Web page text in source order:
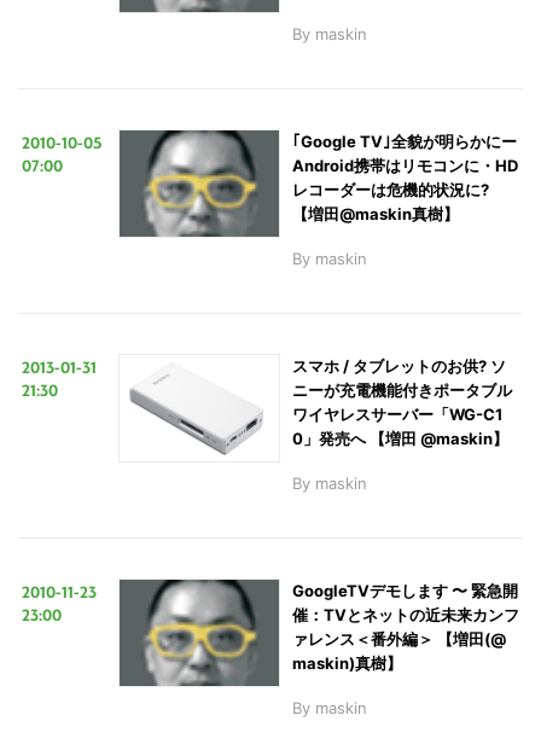
By maskin
2010-10-05
07:00
｢Google TV｣全貌が明らかにー
Android携帯はリモコンに・HD
レコーダーは危機的状況に?
【増田@maskin真樹】
By maskin
2013-01-31
21:30
スマホ / タブレットのお供? ソ
ニーが充電機能付きポータブル
ワイヤレスサーバー「WG-C1
0」発売へ 【増田 @maskin】
By maskin
2010-11-23
23:00
GoogleTVデモします 〜 緊急開
催：TVとネットの近未来カンフ
ァレンス＜番外編＞ 【増田(@
maskin)真樹】
By maskin